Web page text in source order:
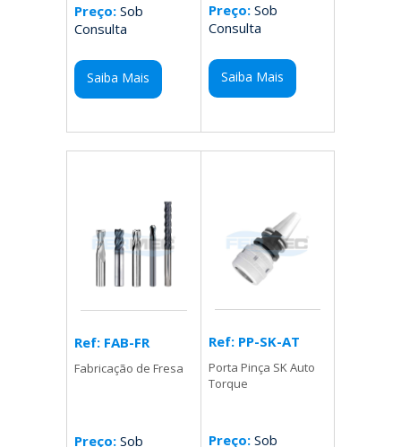
Preço: Sob
Consulta
Saiba Mais
Preço:Sob
Consulta
Saiba Mais
Ref: FAB-FR
Fabricação de Fresa
Preço: Sob
Ref: PP-SK-AT
Porta Pinça SK Auto
Torque
Preço:Sob